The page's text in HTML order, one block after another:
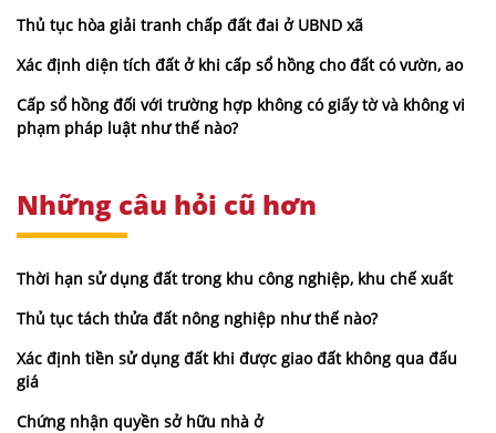
Thủ tục hòa giải tranh chấp đất đai ở UBND xã
Xác định diện tích đất ở khi cấp sổ hồng cho đất có vườn, ao
Cấp sổ hồng đối với trường hợp không có giấy tờ và không vi
phạm pháp luật như thế nào?
Những câu hỏi cũ hơn
Thời hạn sử dụng đất trong khu công nghiệp, khu chế xuất
Thủ tục tách thửa đất nông nghiệp như thế nào?
Xác định tiền sử dụng đất khi được giao đất không qua đấu
giá
Chứng nhận quyền sở hữu nhà ở